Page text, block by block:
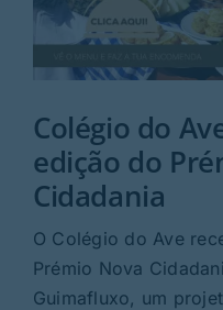
Rubricas
Jornal
Colégio do
edição do
Cidadania
O Colégio do Ave
Prémio Nova
Guimafluxo, um